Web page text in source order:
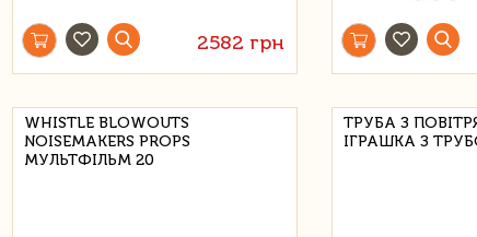
2582 грн
WHISTLE BLOWOUTS
NOISEMAKERS PROPS
МУЛЬТФІЛЬМ 20
ТРУБА З
ІГРАШКА З